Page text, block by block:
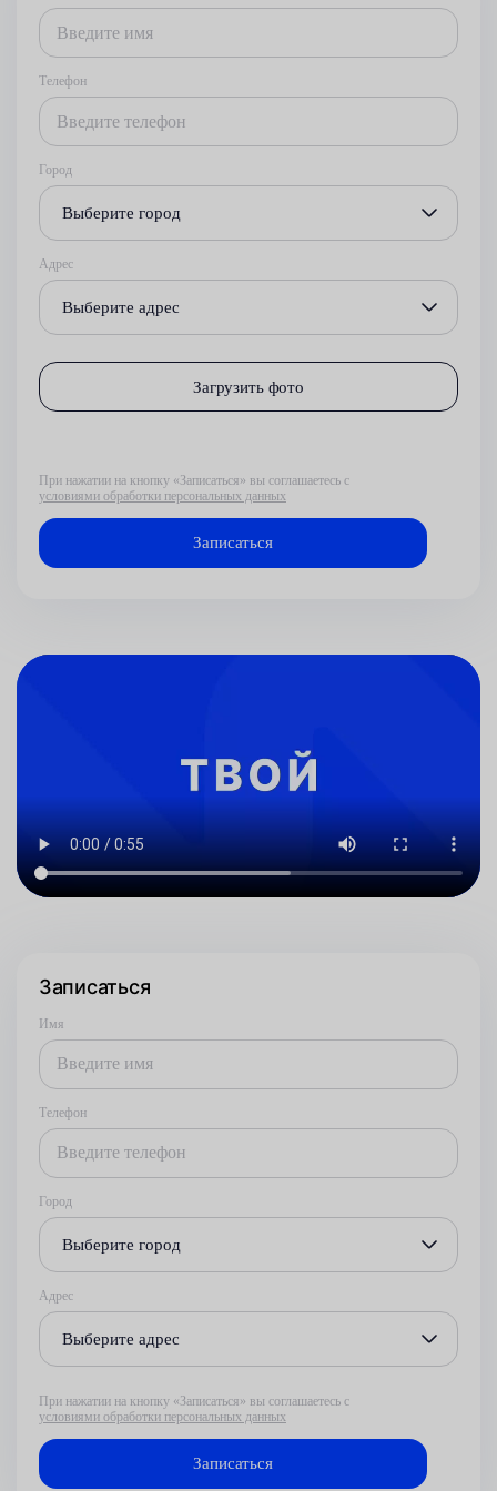
Телефон
Город
Выберите город
Адрес
Выберите адрес
Загрузить фото
При нажатии на кнопку «Записаться» вы соглашаетесь с
условиями обработки персональных данных
Записаться
Имя
Телефон
Город
Выберите город
Адрес
Выберите адрес
При нажатии на кнопку «Записаться» вы соглашаетесь с
условиями обработки персональных данных